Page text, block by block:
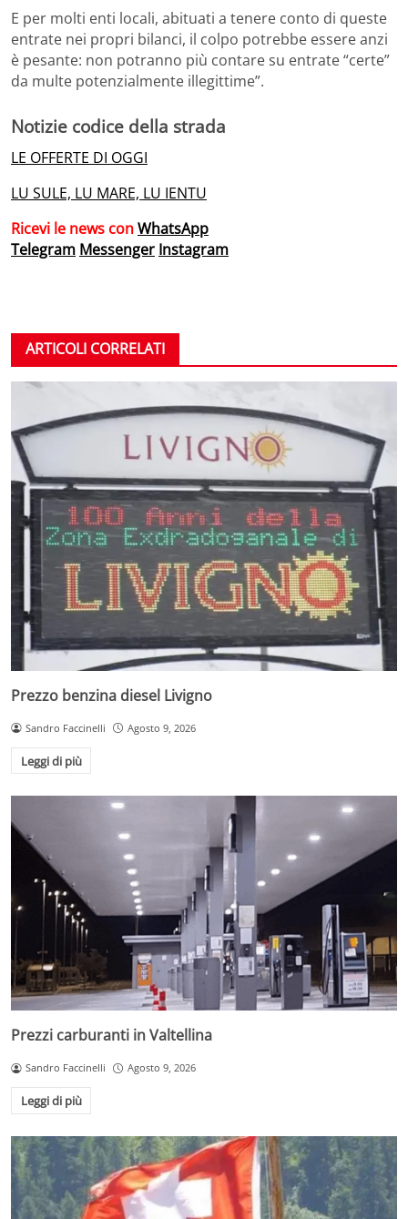
E per molti enti locali, abituati a tenere conto di queste
entrate nei propri bilanci, il colpo potrebbe essere anzi
è pesante: non potranno più contare su entrate “certe”
da multe potenzialmente illegittime”.
Notizie codice della strada
LE OFFERTE DI OGGI
LU SULE, LU MARE, LU IENTU
Ricevi le news conWhatsApp
Telegram Messenger Instagram
ARTICOLI CORRELATI
Prezzo benzina diesel Livigno
Sandro Faccinelli Agosto 9, 2026
Leggi di più
Prezzi carburanti in Valtellina
Sandro Faccinelli Agosto 9, 2026
Leggi di più